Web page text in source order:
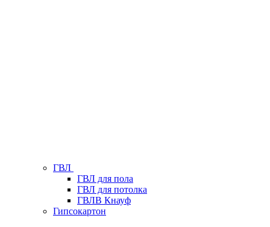
ГВЛ
ГВЛ для пола
ГВЛ для потолка
ГВЛВ Кнауф
Гипсокартон